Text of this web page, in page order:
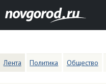
Лента Политика Общество